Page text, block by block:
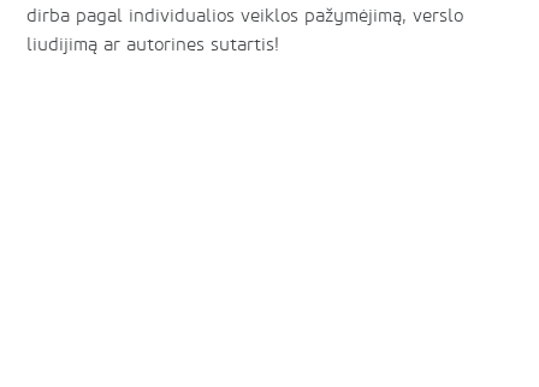
dirba pagal individualios veiklos pažymėjimą, verslo
liudijimą ar autorines sutartis!